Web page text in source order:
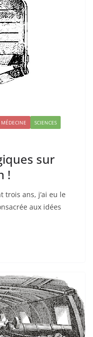
SCIENCES
sur
!
trois ans, j’ai eu le
aux idées